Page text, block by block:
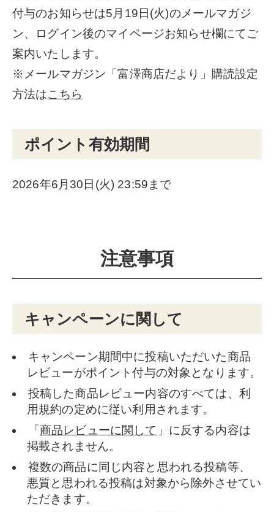
付与のお知らせは5月19日(火)のメールマガジ
ン、ログイン後のマイページお知らせ欄にてご
案内いたします。
※メールマガジン「富澤商店だより」購読設定
方法はこちら
ポイント有効期間
2026年6月30日(火) 23:59まで
注意事項
キャンペーンに関して
キャンペーン期間中に投稿いただいた商品
レビューがポイント付与の対象となります。
投稿した商品レビュー内容のすべては、利
用規約の定めに従い利用されます。
「 商品レビューに関して 」に反する内容は
掲載されません。
複数の商品に同じ内容と思われる投稿等、
悪質と思われる投稿は対象から除外させてい
ただきます。